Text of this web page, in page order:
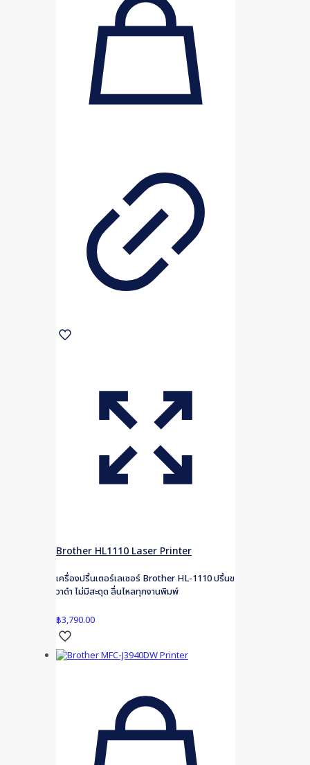
Brother HL1110 Laser Printer
เครื่องปริ้นเตอร์เลเซอร์ Brother HL-1110 ปริ้นข
วาดำ ไม่มีสะดุด ลื่นไหลทุกงานพิมพ์
฿3,790.00